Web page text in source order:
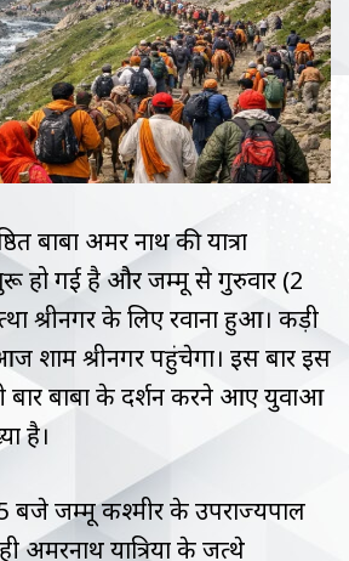
बाबा अमर नाथ की यात्रा
हो गई है और जम्मू से गुरुवार (2
श्रीनगर के लिए रवाना हुआ। कड़ी
शाम श्रीनगर पहुंचेगा। इस बार इस
बार बाबा के दर्शन करने आए युवाओं
है।
बजे जम्मू कश्मीर के उपराज्यपाल
अमरनाथ यात्रियों के जत्थे